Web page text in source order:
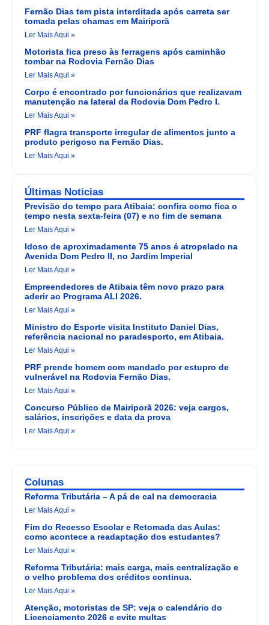
Fernão Dias tem pista interditada após carreta ser
tomada pelas chamas em Mairiporã
Ler Mais Aqui »
Motorista fica preso às ferragens após caminhão
tombar na Rodovia Fernão Dias
Ler Mais Aqui »
Corpo é encontrado por funcionários que realizavam
manutenção na lateral da Rodovia Dom Pedro I.
Ler Mais Aqui »
PRF flagra transporte irregular de alimentos junto a
produto perigoso na Fernão Dias.
Ler Mais Aqui »
Últimas Noticias
Previsão do tempo para Atibaia: confira como fica o
tempo nesta sexta-feira (07) e no fim de semana
Ler Mais Aqui »
Idoso de aproximadamente 75 anos é atropelado na
Avenida Dom Pedro II, no Jardim Imperial
Ler Mais Aqui »
Empreendedores de Atibaia têm novo prazo para
aderir ao Programa ALI 2026.
Ler Mais Aqui »
Ministro do Esporte visita Instituto Daniel Dias,
referência nacional no paradesporto, em Atibaia.
Ler Mais Aqui »
PRF prende homem com mandado por estupro de
vulnerável na Rodovia Fernão Dias.
Ler Mais Aqui »
Concurso Público de Mairiporã 2026: veja cargos,
salários, inscrições e data da prova
Ler Mais Aqui »
Colunas
Reforma Tributária – A pá de cal na democracia
Ler Mais Aqui »
Fim do Recesso Escolar e Retomada das Aulas:
como acontece a readaptação dos estudantes?
Ler Mais Aqui »
Reforma Tributária: mais carga, mais centralização e
o velho problema dos créditos continua.
Ler Mais Aqui »
Atenção, motoristas de SP: veja o calendário do
Licenciamento 2026 e evite multas